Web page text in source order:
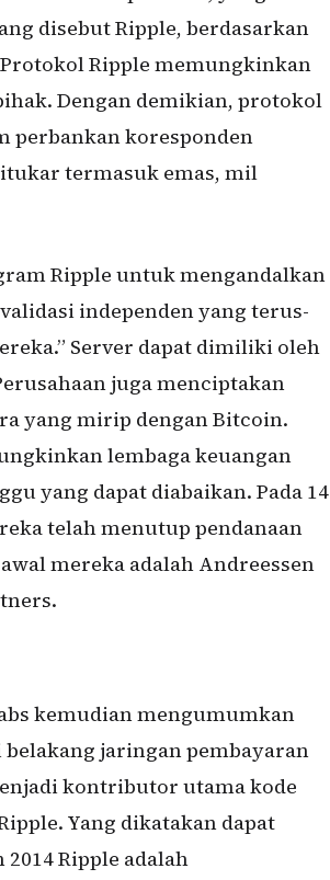
disebut Ripple, berdasarkan
Ripple memungkinkan
Dengan demikian, protokol
perbankan koresponden
termasuk emas, mil
Ripple untuk mengandalkan
independen yang terus-
Server dapat dimiliki oleh
juga menciptakan
yang mirip dengan Bitcoin.
lembaga keuangan
yang dapat diabaikan. Pada 14
telah menutup pendanaan
mereka adalah Andreessen
kemudian mengumumkan
jaringan pembayaran
kontributor utama kode
Yang dikatakan dapat
Ripple adalah